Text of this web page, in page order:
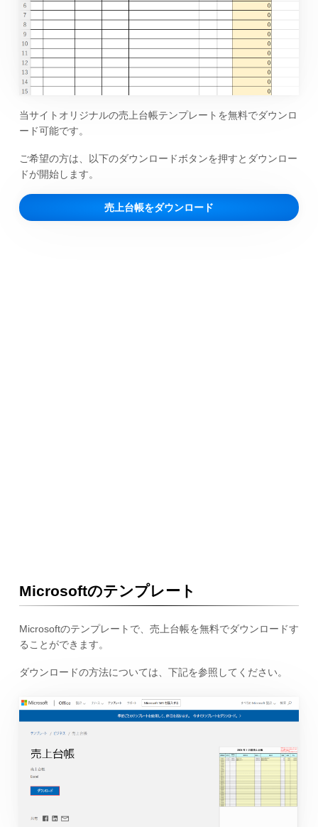
当サイトオリジナルの売上台帳テンプレートを無料でダウンロ
ード可能です。
ご希望の方は、以下のダウンロードボタンを押すとダウンロー
ドが開始します。
売上台帳をダウンロード
Microsoftのテンプレート
Microsoftのテンプレートで、売上台帳を無料でダウンロードす
ることができます。
ダウンロードの方法については、下記を参照してください。